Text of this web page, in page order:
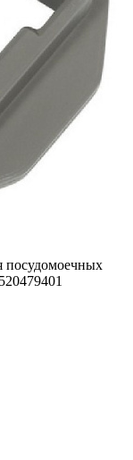
посудомоечных